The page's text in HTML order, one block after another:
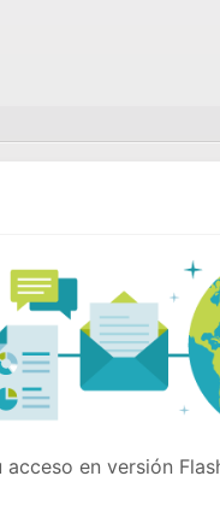
acceso en versión